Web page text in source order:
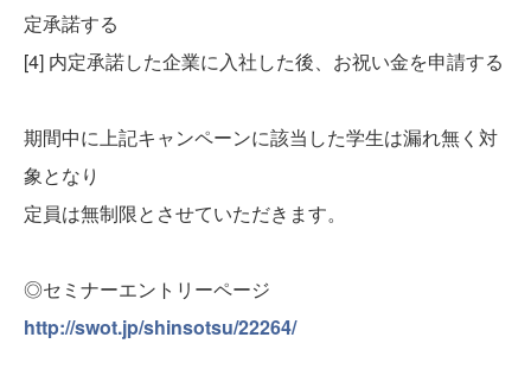
定承諾する
[4] 内定承諾した企業に入社した後、お祝い金を申請する
期間中に上記キャンペーンに該当した学生は漏れ無く対
象となり
定員は無制限とさせていただきます。
◎セミナーエントリーページ
http://swot.jp/shinsotsu/22264/